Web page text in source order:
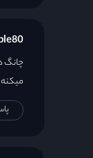
چانگ
میکنه